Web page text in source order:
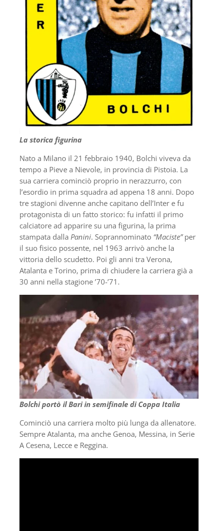
La storica figurina
Nato a Milano il 21 febbraio 1940, Bolchi viveva da
tempo a Pieve a Nievole, in provincia di Pistoia. La
sua carriera cominciò proprio in nerazzurro, con
l’esordio in prima squadra ad appena 18 anni. Dopo
tre stagioni divenne anche capitano dell’Inter e fu
protagonista di un fatto storico: fu infatti il primo
calciatore ad apparire su una figurina, la prima
stampata dalla Panini. Soprannominato “Maciste”per
il suo fisico possente, nel 1963 arrivò anche la
vittoria dello scudetto. Poi gli anni tra Verona,
Atalanta e Torino, prima di chiudere la carriera già a
30 anni nella stagione ’70-’71.
Bolchi portò il Bari in semifinale di Coppa Italia
Cominciò una carriera molto più lunga da allenatore.
Sempre Atalanta, ma anche Genoa, Messina, in Serie
A Cesena, Lecce e Reggina.